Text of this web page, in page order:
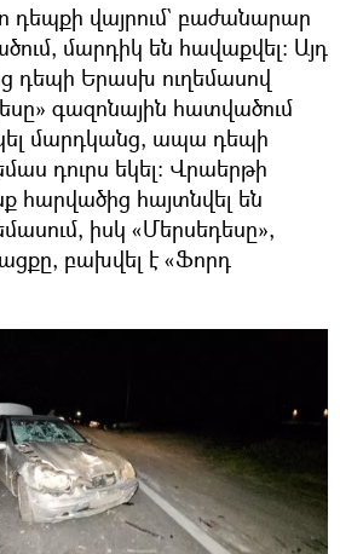
դեպքի վայրում` բաժանարար
մարդիկ են հավաքվել։ Այդ
դեպի Երասխ ուղեմասով
գազոնային հատվածում
մարդկանց, ապա դեպի
դուրս եկել։ Վրաերթի
հարվածից հայտնվել են
իսկ «Մերսեդեսը»,
բախվել է «Ֆորդ